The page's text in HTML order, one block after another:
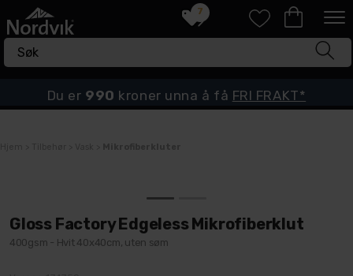
7
Du er 990 kroner unna å få FRI FRAKT*
Gloss Factory Edgeless Mikrofiberklut
400gsm - Hvit 40x40cm, uten søm